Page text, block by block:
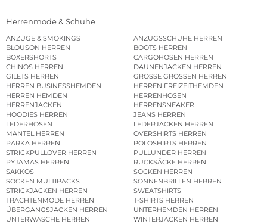
Herrenmode & Schuhe
ANZÜGE & SMOKINGS
ANZUGSSCHUHE HERREN
BLOUSON HERREN
BOOTS HERREN
BOXERSHORTS
CARGOHOSEN HERREN
CHINOS HERREN
DAUNENJACKEN HERREN
GILETS HERREN
GROSSE GRÖSSEN HERREN
HERREN BUSINESSHEMDEN
HERREN FREIZEITHEMDEN
HERREN HEMDEN
HERRENHOSEN
HERRENJACKEN
HERRENSNEAKER
HOODIES HERREN
JEANS HERREN
LEDERHOSEN
LEDERJACKEN HERREN
MÄNTEL HERREN
OVERSHIRTS HERREN
PARKA HERREN
POLOSHIRTS HERREN
STRICKPULLOVER HERREN
PULLUNDER HERREN
PYJAMAS HERREN
RUCKSÄCKE HERREN
SAKKOS
SOCKEN HERREN
SOCKEN MULTIPACKS
SONNENBRILLEN HERREN
STRICKJACKEN HERREN
SWEATSHIRTS
TRACHTENMODE HERREN
T-SHIRTS HERREN
ÜBERGANGSJACKEN HERREN
UNTERHEMDEN HERREN
UNTERWÄSCHE HERREN
WINTERJACKEN HERREN